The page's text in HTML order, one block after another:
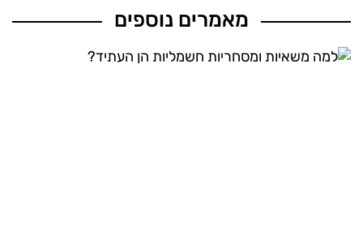
מאמרים נוספים